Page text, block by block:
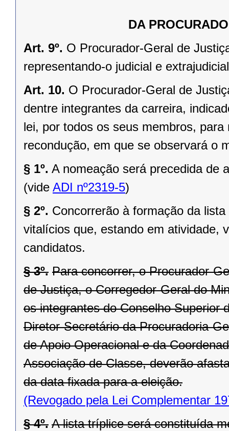
DA
Art. 9º. O Procurador-Geral de
representando-o judicial e
Art. 10. O Procurador-Geral de
dentre integrantes da carreira,
lei, por todos os seus membros,
recondução, em que se observará o
§ 1º. A nomeação será precedida de
(vide ADI nº2319-5)
§ 2º. Concorrerão à formação da
vitalícios que, estando em atividade,
candidatos.
§ 3º. Para concorrer, o Procurador-
de Justiça, o Corregedor-Geral do
os integrantes do Conselho Superior
Diretor-Secretário da Procuradoria-
de Apoio Operacional e da
Associação de Classe, deverão
da data fixada para a eleição.
(Revogado pela Lei Complementar
§ 4º. A lista tríplice será constituída